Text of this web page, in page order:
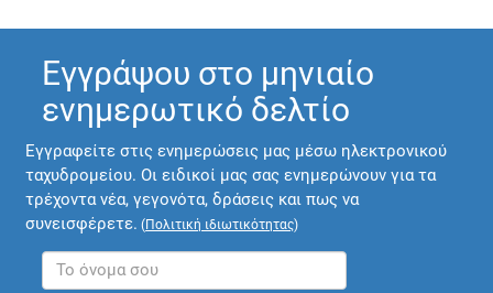
Εγγράψου στο μηνιαίο
ενημερωτικό δελτίο
Εγγραφείτε στις ενημερώσεις μας μέσω ηλεκτρονικού
ταχυδρομείου. Οι ειδικοί μας σας ενημερώνουν για τα
τρέχοντα νέα, γεγονότα, δράσεις και πως να
συνεισφέρετε. (Πολιτική ιδιωτικότητας)